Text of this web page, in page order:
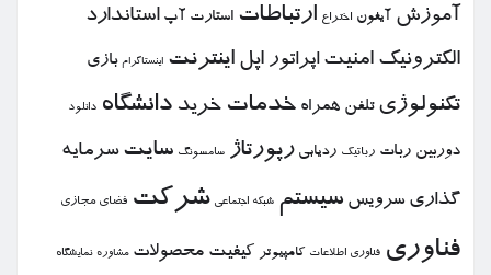
آموزش آیفون اختراع ارتباطات استارت آپ استاندارد
الكترونیك امنیت اپراتور اپل اینترنت اینستاگرام بازی
تكنولوژی تلفن همراه خدمات خرید دانشگاه دانلود
دوربین ربات رباتیك ردیابی رپورتاژ سامسونگ سایت سرمایه
گذاری سرویس سیستم شبكه اجتماعی شركت فضای مجازی
فناوری فناوری اطلاعات كامپیوتر كیفیت محصولات مشاوره نمایشگاه